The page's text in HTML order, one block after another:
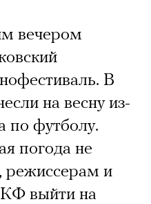
вечером
В
на весну из-
по футболу.
погода не
режиссерам и
выйти на